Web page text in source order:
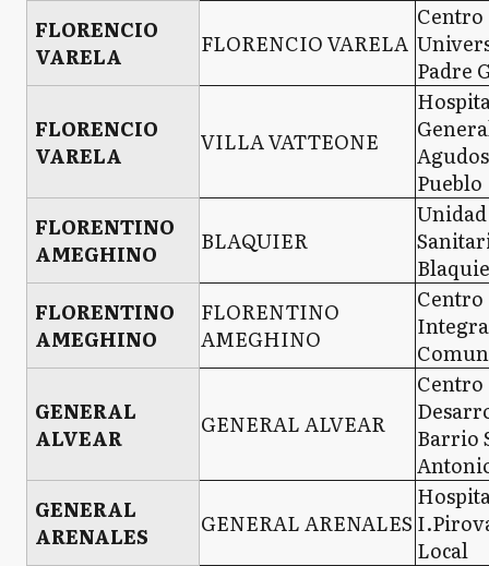
FLORENCIO
VARELA
FLORENCIO VARELA
Centro
Padre
FLORENCIO
VARELA
VILLA VATTEONE
Pueblo
FLORENTINO
AMEGHINO
BLAQUIER
Unidad
FLORENTINO
AMEGHINO
FLORENTINO
AMEGHINO
Centro
GENERAL
ALVEAR
GENERAL ALVEAR
Centro
Barrio
GENERAL
ARENALES
GENERAL ARENALES
Local